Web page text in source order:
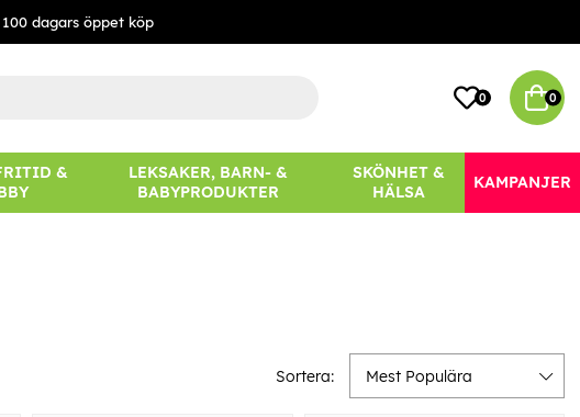
dagars öppet köp
0 0
&
LEKSAKER, BARN- &
BABYPRODUKTER
SKÖNHET &
HÄLSA
KAMPANJER
Sortera: Mest Populära